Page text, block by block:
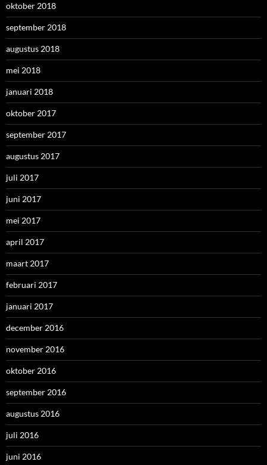
oktober 2018
september 2018
augustus 2018
mei 2018
januari 2018
oktober 2017
september 2017
augustus 2017
juli 2017
juni 2017
mei 2017
april 2017
maart 2017
februari 2017
januari 2017
december 2016
november 2016
oktober 2016
september 2016
augustus 2016
juli 2016
juni 2016